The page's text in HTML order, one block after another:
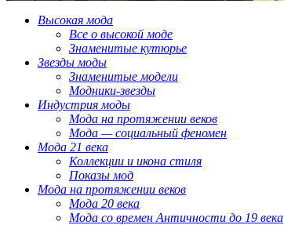
Высокая мода
Все о высокой моде
Знаменитые кутюрье
Звезды моды
Знаменитые модели
Модники-звезды
Индустрия моды
Мода на протяжении веков
Мода — социальный феномен
Мода 21 века
Коллекции и икона стиля
Показы мод
Мода на протяжении веков
Мода 20 века
Мода со времен Античности до 19 века